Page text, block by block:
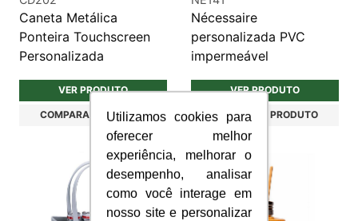
Utilizamos cookies para
oferecer melhor
experiência, melhorar o
desempenho, analisar
como você interage em
nosso site e personalizar
Caneta Metálica
Ponteira Touchscreen
Personalizada
VER PRODUTO
COMPARAR PRODUTO
Nécessaire
personalizada PVC
impermeável
VER PRODUTO
COMPARAR PRODUTO